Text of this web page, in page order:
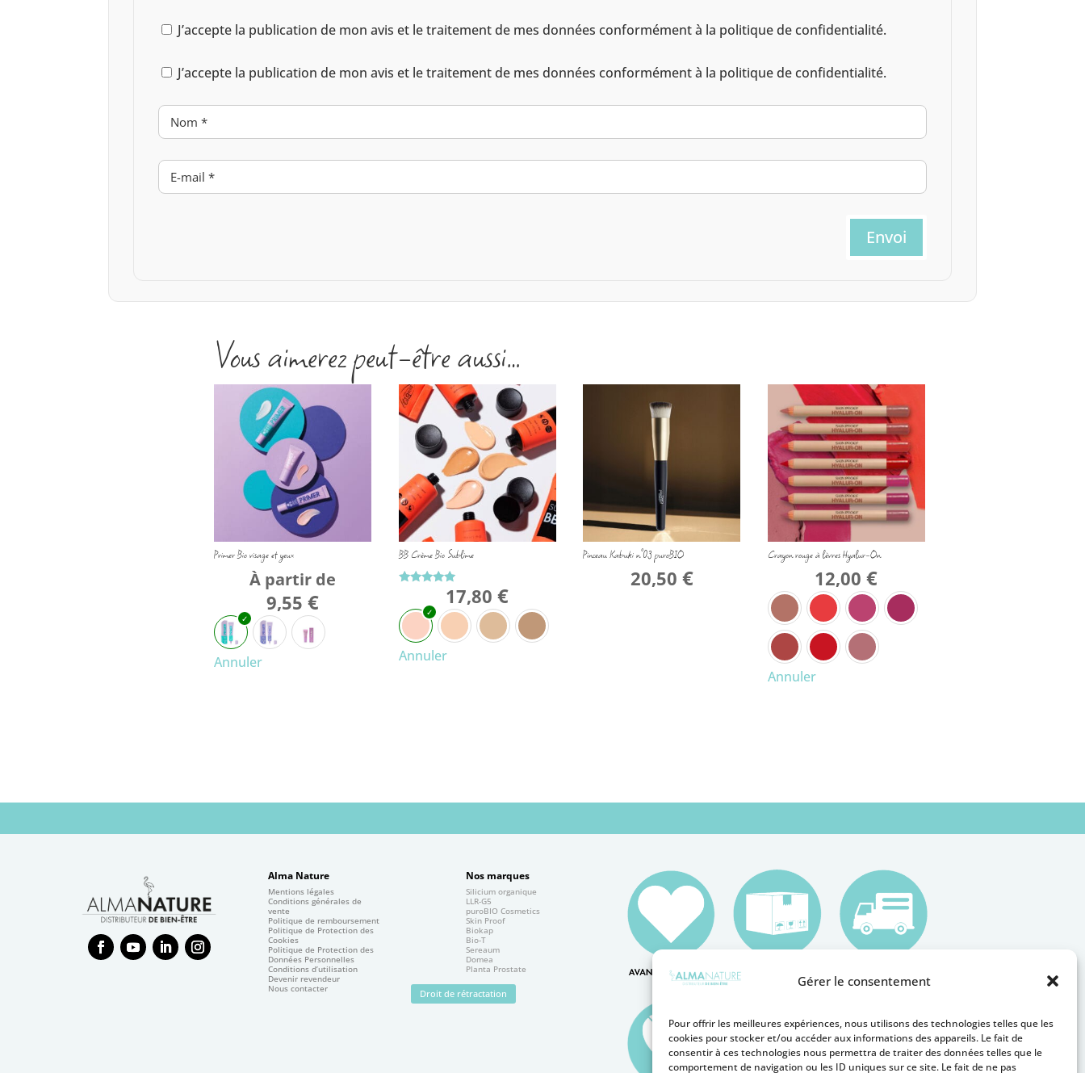
Gérer le consentement
Pour offrir les meilleures expériences, nous utilisons des technologies telles que les
cookies pour stocker et/ou accéder aux informations des appareils. Le fait de
consentir à ces technologies nous permettra de traiter des données telles que le
comportement de navigation ou les ID uniques sur ce site. Le fait de ne pas
J’accepte la publication de mon avis et le traitement de mes données conformément à la politique de confidentialité.
J’accepte la publication de mon avis et le traitement de mes données conformément à la politique de confidentialité.
Envoi
Vous aimerez peut-être aussi…
Primer Bio visage et yeux
À partir de
9,55€
Annuler
BB Crème Bio Sublime
sur 5
17,80€
Annuler
Pinceau Kabuki n°03 puroBIO
20,50 €
Crayon rouge à lèvres Hyalur-On
12,00€
Annuler
Alma Nature
Mentions légales
Conditions générales de
vente
Politique de remboursement
Politique de Protection des
Cookies
Politique de Protection des
Données Personnelles
Conditions d’utilisation
Devenir revendeur
Nous contacter
Nos marques
Silicium organique
LLR-G5
puroBIO Cosmetics
Skin Proof
Biokap
Bio-T
Sereaum
Domea
Planta Prostate
Droit de rétractation